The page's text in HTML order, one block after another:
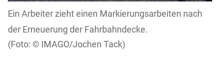
Ein Arbeiter zieht einen Markierungsarbeiten nach
der Erneuerung der Fahrbahndecke.
IMAGO/Jochen Tack)